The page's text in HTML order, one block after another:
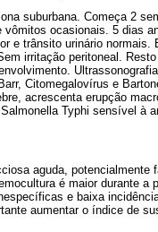
suburbana. Começa 2
ocasionais. 5 dias
e trânsito urinário
irritação peritoneal.
Citomegalovírus e
acrescenta erupção
Typhi sensível à
aguda,
é maior durante
e baixa
aumentar o índice de